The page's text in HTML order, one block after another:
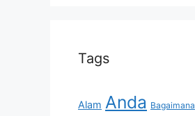
Tags
Alam Anda Bagaimana